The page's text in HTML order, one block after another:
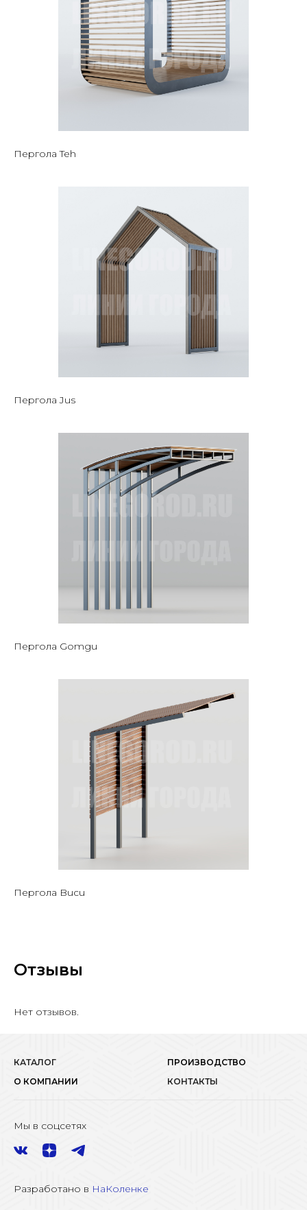
Пергола Teh
Пергола Jus
Пергола Gomgu
Пергола Bucu
Отзывы
Нет отзывов.
КАТАЛОГ
ПРОИЗВОДСТВО
О КОМПАНИИ
КОНТАКТЫ
Мы в соцсетях
Разработано в НаКоленке